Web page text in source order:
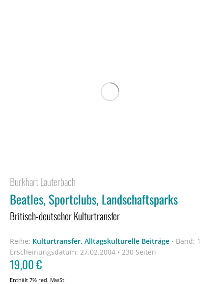
Burkhart Lauterbach
Beatles, Sportclubs, Landschaftsparks
Britisch-deutscher Kulturtransfer
Reihe: Kulturtransfer. Alltagskulturelle Beiträge • Band: 1
Erscheinungsdatum: 27.02.2004 • 230 Seiten
19,00€
Enthält 7% red. MwSt.